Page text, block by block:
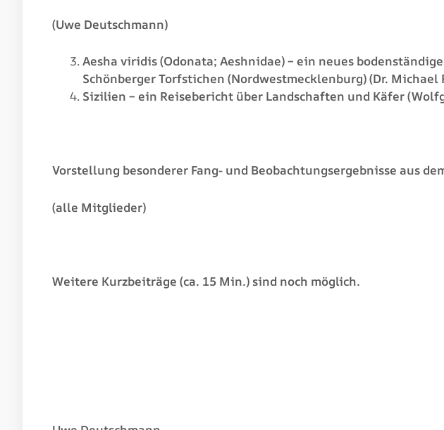
(Uwe Deutschmann)
Aesha viridis (Odonata; Aeshnidae) – ein neues
Schönberger Torfstichen (Nordwestmecklenburg) (Dr. Michael
Sizilien – ein Reisebericht über Landschaften und Käfer
Vorstellung besonderer Fang- und Beobachtungsergebnisse aus
(alle Mitglieder)
Weitere Kurzbeiträge (ca. 15 Min.) sind noch möglich.